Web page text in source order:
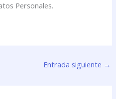
Personales.
Entrada siguiente →